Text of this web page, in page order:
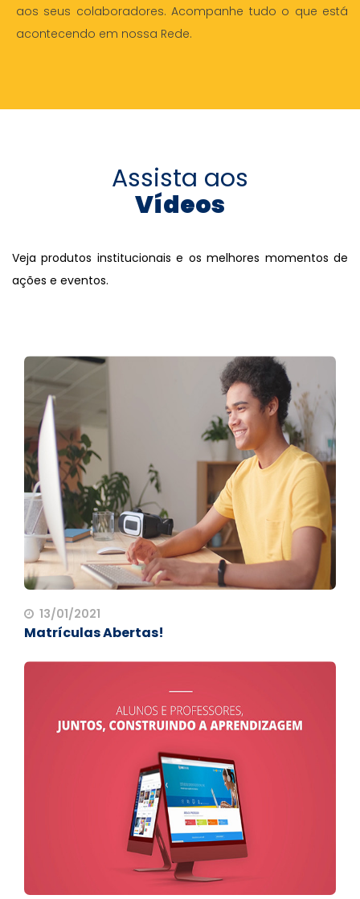
aos seus colaboradores. Acompanhe tudo o que está
acontecendo em nossa Rede.
Assista aos
Vídeos
Veja produtos institucionais e os melhores momentos de
ações e eventos.
13/01/2021
Matrículas Abertas!